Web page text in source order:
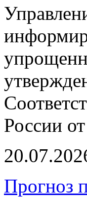
России
Прогноз